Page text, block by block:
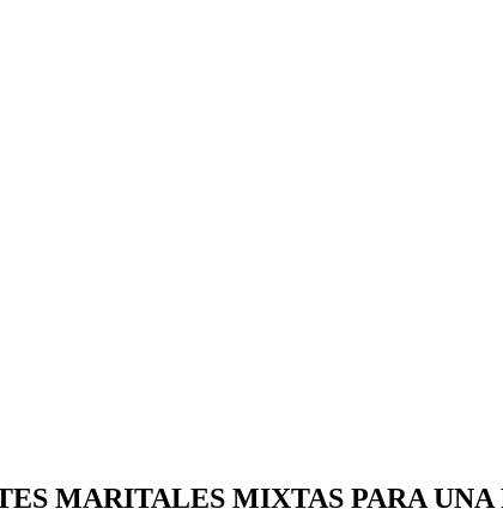
MARITALES MIXTAS PARA